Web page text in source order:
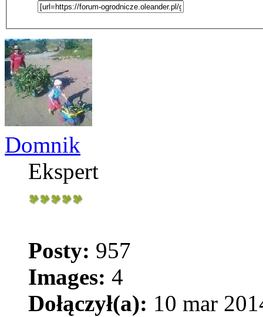
Domnik
Ekspert
Posty: 957
Images: 4
Dołączył(a): 10 mar